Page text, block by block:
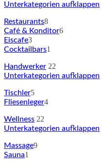
Unterkategorien aufklappen
Restaurants8
Café & Konditor6
Eiscafe3
Cocktailbars1
Handwerker 22
Unterkategorien aufklappen
Tischler5
Fliesenleger4
Wellness 22
Unterkategorien aufklappen
Massage9
Sauna1